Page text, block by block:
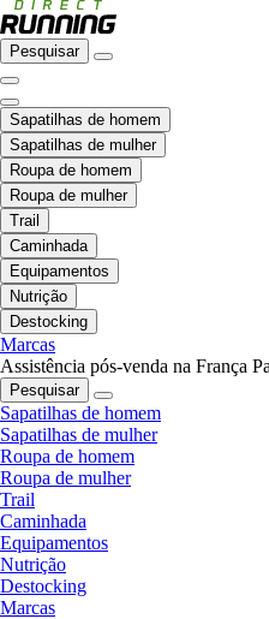
Pesquisar
Sapatilhas de homem
Sapatilhas de mulher
Roupa de homem
Roupa de mulher
Trail
Caminhada
Equipamentos
Nutrição
Destocking
Marcas
Assistência pós-venda na França
Pesquisar
Sapatilhas de homem
Sapatilhas de mulher
Roupa de homem
Roupa de mulher
Trail
Caminhada
Equipamentos
Nutrição
Destocking
Marcas